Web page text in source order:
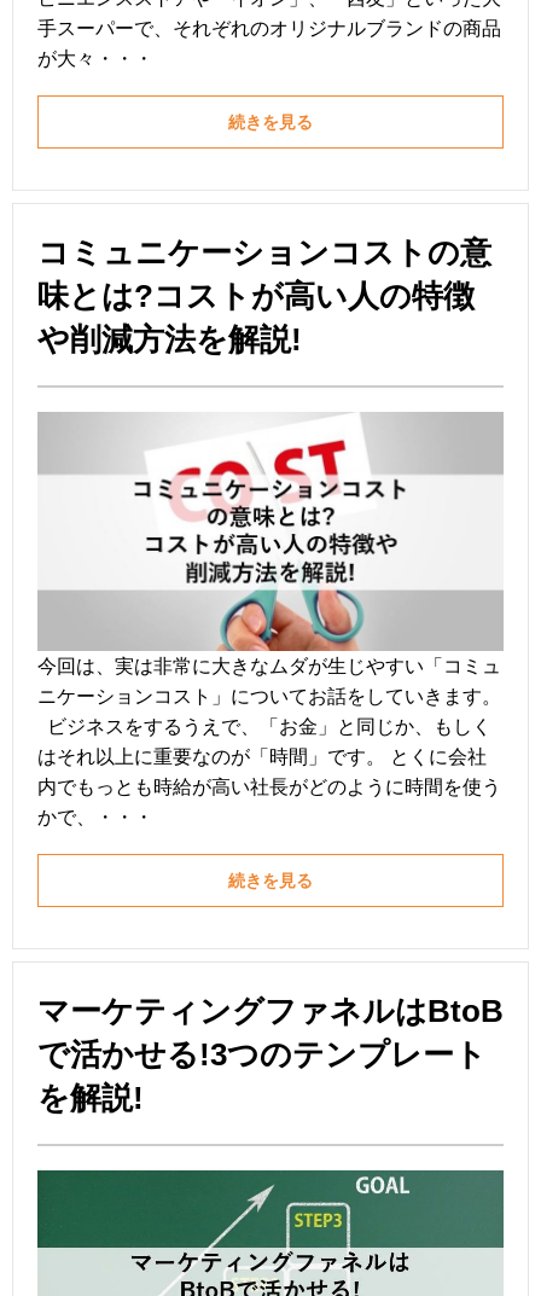
手スーパーで、それぞれのオリジナルブランドの商品
が大々・・・
続きを見る
コミュニケーションコストの意
味とは?コストが高い人の特徴
や削減方法を解説!
今回は、実は非常に大きなムダが生じやすい「コミュ
ニケーションコスト」についてお話をしていきます。
ビジネスをするうえで、「お金」と同じか、もしく
はそれ以上に重要なのが「時間」です。 とくに会社
内でもっとも時給が高い社長がどのように時間を使う
かで、・・・
続きを見る
マーケティングファネルはBtoB
で活かせる!3つのテンプレート
を解説!